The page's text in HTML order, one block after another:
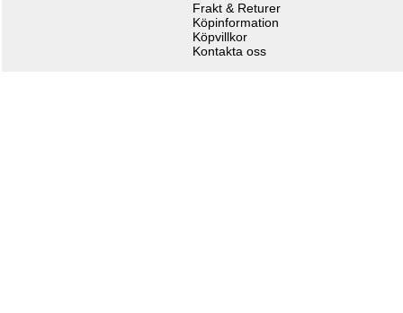
Frakt & Returer
Köpinformation
Köpvillkor
Kontakta oss